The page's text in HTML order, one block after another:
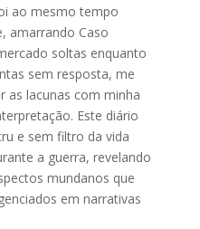
ao mesmo tempo
amarrando Caso
soltas enquanto
sem resposta, me
as lacunas com minha
Este diário
e sem filtro da vida
a guerra, revelando
mundanos que
em narrativas